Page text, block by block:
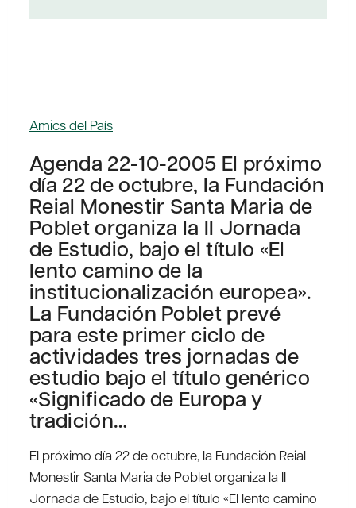
Amics del País
Agenda 22-10-2005 El próximo
día 22 de octubre, la Fundación
Reial Monestir Santa Maria de
Poblet organiza la II Jornada
de Estudio, bajo el título «El
lento camino de la
institucionalización europea».
La Fundación Poblet prevé
para este primer ciclo de
actividades tres jornadas de
estudio bajo el título genérico
«Significado de Europa y
tradición…
El próximo día 22 de octubre, la Fundación Reial
Monestir Santa Maria de Poblet organiza la II
Jornada de Estudio, bajo el título «El lento camino